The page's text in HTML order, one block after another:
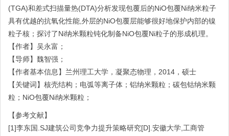
(TGA)和差式扫描量热(DTA)分析发现包覆后的NiO包覆Ni纳米粒子
具有优越的抗氧化性能,外层的NiO包覆层能够很好地保护内部的镍
粒子核；探讨了Ni纳米颗粒钝化制备NiO包覆Ni粒子的形成机理。
【作者】吴永富；
【导师】魏智强；
【作者基本信息】兰州理工大学，凝聚态物理，2014，硕士
【关键词】核壳结构；电弧等离子体；铝纳米颗粒；碳包钴纳米颗
粒；NiO包覆Ni纳米颗粒；
【参考文献】
[1]李东国.SJ建筑公司竞争力提升策略研究[D].安徽大学,工商管